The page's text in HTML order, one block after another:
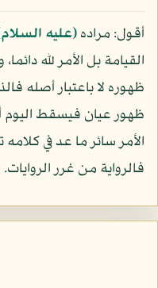
أقول: مراده(عليه
القيامة بل الأمر لله
ظهوره لا باعتبار أصله
ظهور عيان فيسقط اليوم
الأمر سائر ما عد في
فالرواية من غرر الروايات.